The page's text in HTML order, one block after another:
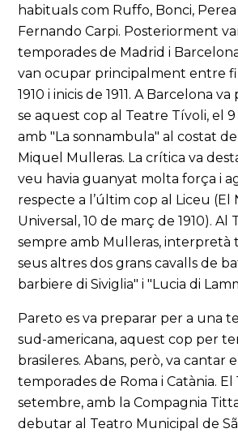
habituals com Ruffo, Bonci, Perea
Fernando Carpi. Posteriorment
temporades de Madrid i
van ocupar principalment entre
1910 i inicis de 1911. A Barcelona
se aquest cop al Teatre Tívoli, el
amb "La sonnambula" al costat
Miquel Mulleras. La crítica va
veu havia guanyat molta força i
respecte a l’últim cop al Liceu (El
Universal, 10 de març de 1910). Al
sempre amb Mulleras, interpretà
seus altres dos grans cavalls de
barbiere di Siviglia" i "Lucia di
Pareto es va preparar per a una
sud-americana, aquest cop per
brasileres. Abans, però, va cantar
temporades de Roma i Catània. El
setembre, amb la Compagnia
debutar al Teatro Municipal de